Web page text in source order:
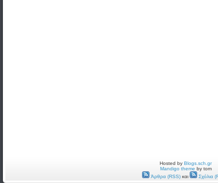
Hosted by Blogs.sch.gr
Mandigo theme by tom
Άρθρα (RSS) και Σχόλια